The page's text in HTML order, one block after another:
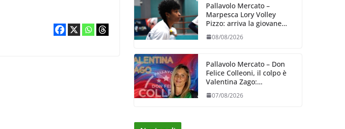
Pallavolo Mercato –
Marpesca Lory Volley
Pizzo: arriva la giovane
italo–brasiliana Any
Gabrielle Milano
08/08/2026
Pallavolo Mercato – Don
Felice Colleoni, il colpo è
Valentina Zago:
esperienza e oltre 5.000
punti al servizio di
07/08/2026